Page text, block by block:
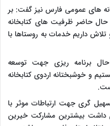
های عمومی فارس نیز گفت: بر
حاضر ظرفیت های کتابخانه
داریم خدمات به روستاها با
برنامه ریزی جهت توسعه
استان هستیم و خوشبختانه اردوی کتابخانه
گری جهت ارتباطات موثر با
داشت بیشترین مشارکت خیرین